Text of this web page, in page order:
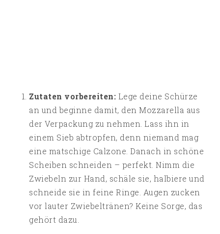
Zutaten vorbereiten: Lege deine Schürze
an und beginne damit, den Mozzarella aus
der Verpackung zu nehmen. Lass ihn in
einem Sieb abtropfen, denn niemand mag
eine matschige Calzone. Danach in schöne
Scheiben schneiden – perfekt. Nimm die
Zwiebeln zur Hand, schäle sie, halbiere und
schneide sie in feine Ringe. Augen zucken
vor lauter Zwiebeltränen? Keine Sorge, das
gehört dazu.